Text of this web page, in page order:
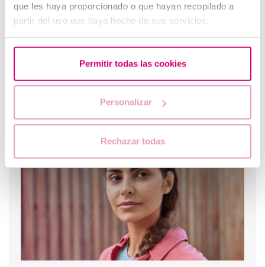
que les haya proporcionado o que hayan recopilado a
partir del uso que haya hecho de sus servicios.
Permitir todas las cookies
Personalizar
Rechazar todas
¿Puedo quedar embarazada si he tenido o tengo
quistes en los ovarios?